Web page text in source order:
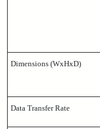
Dimensions (WxHxD)
Data Transfer Rate